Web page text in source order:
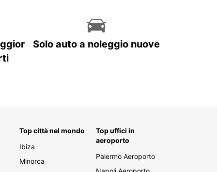
Solo auto a noleggio nuove
Top città nel mondo
Ibiza
Minorca
Top uffici in
aeroporto
Palermo Aeroporto